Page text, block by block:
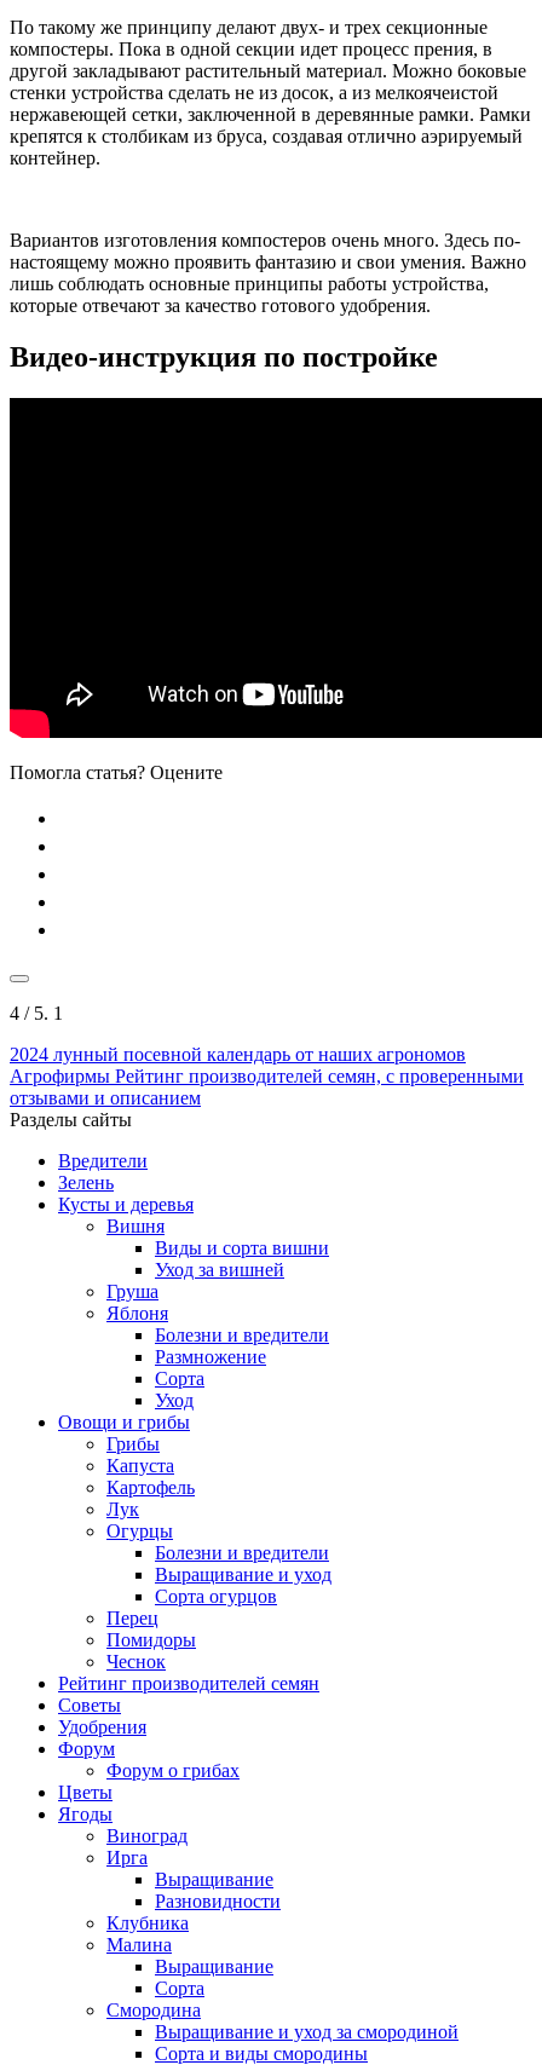
По такому же принципу делают двух- и трех секционные
компостеры. Пока в одной секции идет процесс прения, в
другой закладывают растительный материал. Можно боковые
стенки устройства сделать не из досок, а из мелкоячеистой
нержавеющей сетки, заключенной в деревянные рамки. Рамки
крепятся к столбикам из бруса, создавая отлично аэрируемый
контейнер.
Вариантов изготовления компостеров очень много. Здесь по-
настоящему можно проявить фантазию и свои умения. Важно
лишь соблюдать основные принципы работы устройства,
которые отвечают за качество готового удобрения.
Видео-инструкция по постройке
Помогла статья? Оцените
4 / 5. 1
2024 лунный посевной календарь от наших агрономов
Агрофирмы Рейтинг производителей семян, с проверенными
отзывами и описанием
Разделы сайты
Вредители
Зелень
Кусты и деревья
Вишня
Виды и сорта вишни
Уход за вишней
Груша
Яблоня
Болезни и вредители
Размножение
Сорта
Уход
Овощи и грибы
Грибы
Капуста
Картофель
Лук
Огурцы
Болезни и вредители
Выращивание и уход
Сорта огурцов
Перец
Помидоры
Чеснок
Рейтинг производителей семян
Советы
Удобрения
Форум
Форум о грибах
Цветы
Ягоды
Виноград
Ирга
Выращивание
Разновидности
Клубника
Малина
Выращивание
Сорта
Смородина
Выращивание и уход за смородиной
Сорта и виды смородины